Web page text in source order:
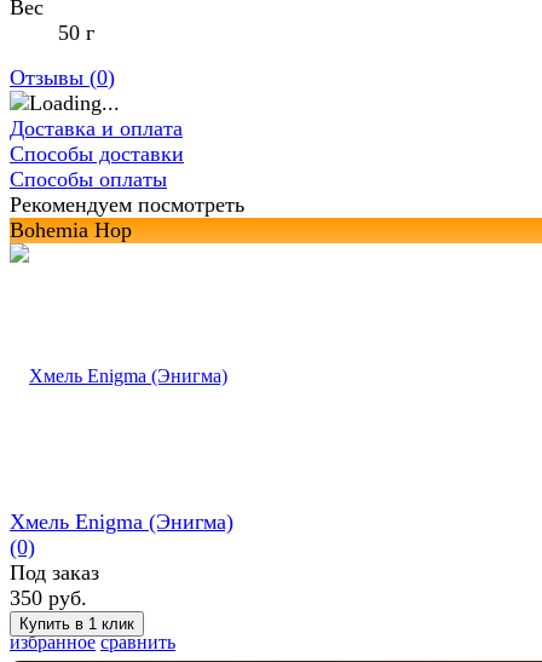
Вес
50 г
Отзывы (0)
Доставка и оплата
Способы доставки
Способы оплаты
Рекомендуем посмотреть
Bohemia Hop
избранное сравнить
Хмель Enigma (Энигма)
(0)
Под заказ
350 руб.